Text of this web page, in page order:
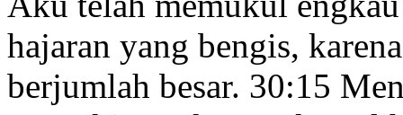
hajaran yang bengis,
berjumlah besar. 30:15